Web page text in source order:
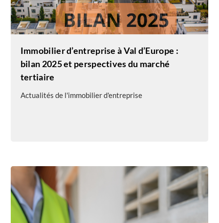
Immobilier d’entreprise à Val d’Europe :
bilan 2025 et perspectives du marché
tertiaire
Actualités de l'immobilier d'entreprise